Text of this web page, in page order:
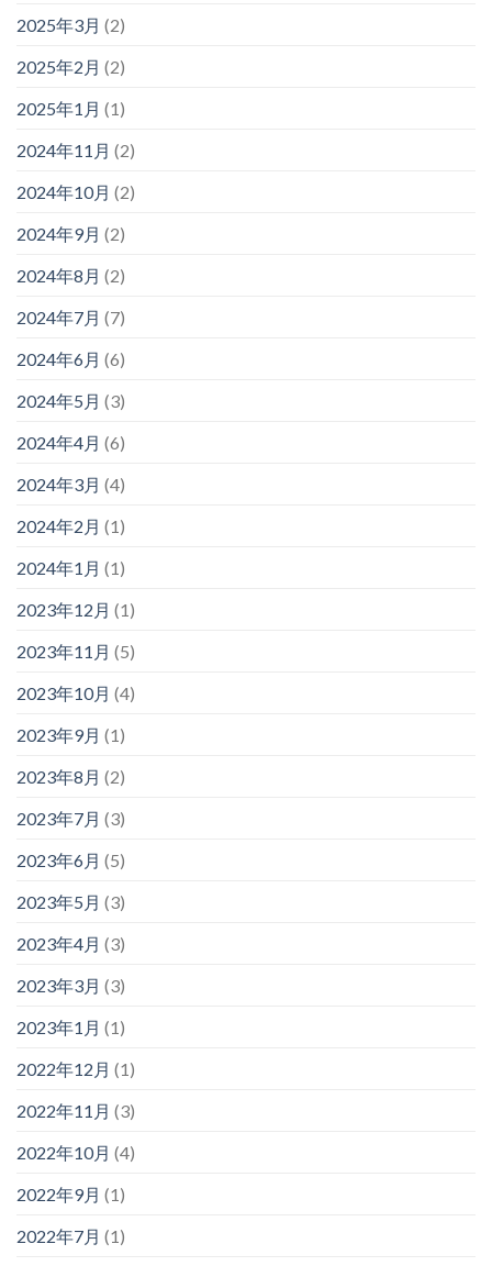
2025年3月 (2)
2025年2月 (2)
2025年1月 (1)
2024年11月 (2)
2024年10月 (2)
2024年9月 (2)
2024年8月 (2)
2024年7月 (7)
2024年6月 (6)
2024年5月 (3)
2024年4月 (6)
2024年3月 (4)
2024年2月 (1)
2024年1月 (1)
2023年12月 (1)
2023年11月 (5)
2023年10月 (4)
2023年9月 (1)
2023年8月 (2)
2023年7月 (3)
2023年6月 (5)
2023年5月 (3)
2023年4月 (3)
2023年3月 (3)
2023年1月 (1)
2022年12月 (1)
2022年11月 (3)
2022年10月 (4)
2022年9月 (1)
2022年7月 (1)